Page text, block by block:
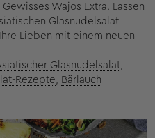
Wajos Extra. Lassen
Glasnudelsalat
Lieben mit einem neuen
Glasnudelsalat
Rezepte
Bärlauch